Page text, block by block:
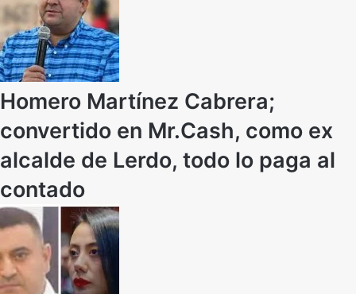
Homero Martínez Cabrera;
convertido en Mr.Cash, como ex
alcalde de Lerdo, todo lo paga al
contado